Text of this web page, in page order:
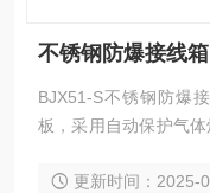
不锈钢防爆接线箱
BJX51-S不锈钢防爆
板，采用自动保护气体
爆炸环境；[1] 2、内
更新时间：2025-